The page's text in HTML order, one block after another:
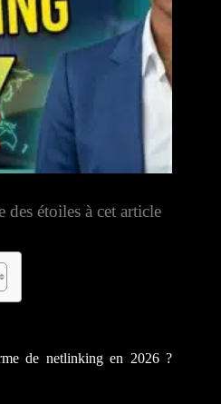
des étoiles à cet article
de netlinking en 2026 ?